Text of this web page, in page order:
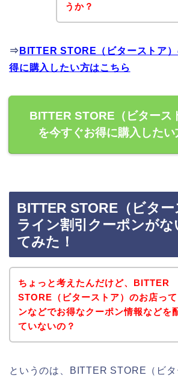
うか？
⇒ BITTER STORE（ビターストア
得に購入したい方はこちら
BITTER STORE（ビタース
を今すぐお得に購入したい
BITTER STORE（ビタ
ライン割引クーポンがな
てみた！
ちょっと考えたんだけど、BITTER
STORE（ビターストア）のお店って
ンなどでお得なクーポン情報などを
ていないの？
というのは、BITTER STORE（ビ